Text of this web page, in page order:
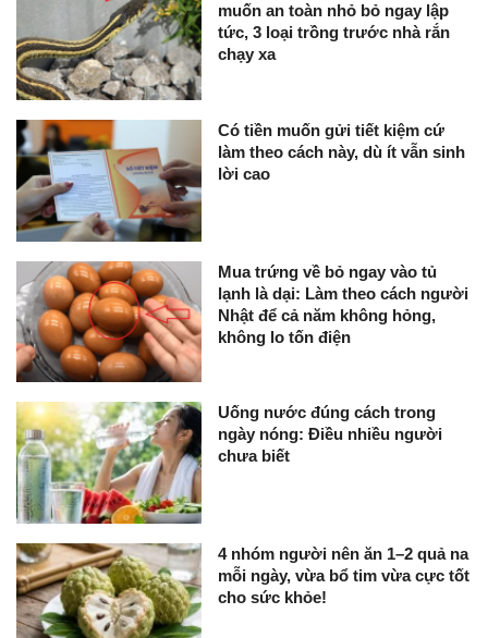
muốn an toàn nhỏ bỏ ngay lập
tức, 3 loại trồng trước nhà rắn
chạy xa
Có tiền muốn gửi tiết kiệm cứ
làm theo cách này, dù ít vẫn sinh
lời cao
Mua trứng về bỏ ngay vào tủ
lạnh là dại: Làm theo cách người
Nhật để cả năm không hỏng,
không lo tốn điện
Uống nước đúng cách trong
ngày nóng: Điều nhiều người
chưa biết
4 nhóm người nên ăn 1–2 quả na
mỗi ngày, vừa bổ tim vừa cực tốt
cho sức khỏe!